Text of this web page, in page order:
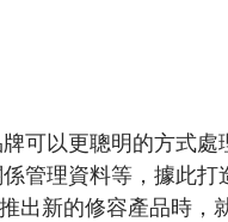
可以更聰明的方式處
管理資料等，據此打
出新的修容產品時，